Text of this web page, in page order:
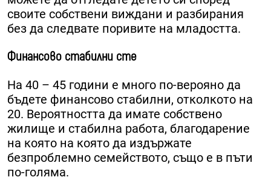
своите собствени виждани и разбирания
без да следвате поривите на младостта.
Финансово стабилни сте
На 40 – 45 години е много по-верояно да
бъдете финансово стабилни, отколкото на
20. Вероятността да имате собствено
жилище и стабилна работа, благодарение
на която на която да издържате
безпроблемно семейството, също е в пъти
по-голяма.